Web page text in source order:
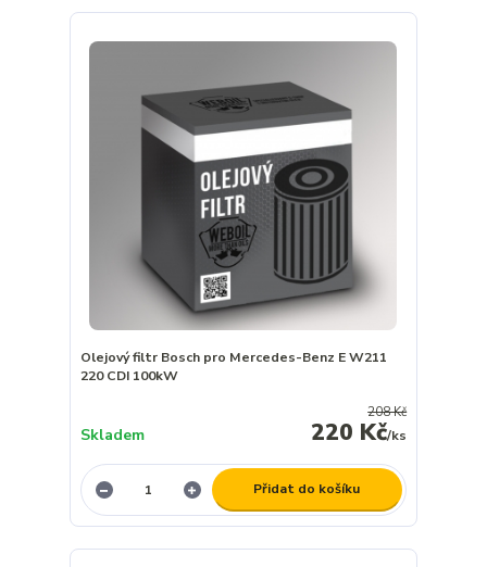
Olejový filtr Bosch pro Mercedes-Benz E W211
220 CDI 100kW
208 Kč
220 Kč/ks
Skladem
Přidat do košíku